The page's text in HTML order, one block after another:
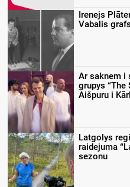
Irenejs
Vabalis grafs
Ar saknem i
grupys
Aišpuru i
Latgolys
raidejuma
sezonu